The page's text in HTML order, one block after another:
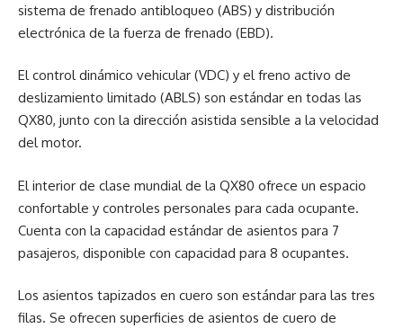
sistema de frenado antibloqueo (ABS) y distribución
electrónica de la fuerza de frenado (EBD).
El control dinámico vehicular (VDC) y el freno activo de
deslizamiento limitado (ABLS) son estándar en todas las
QX80, junto con la dirección asistida sensible a la velocidad
del motor.
El interior de clase mundial de la QX80 ofrece un espacio
confortable y controles personales para cada ocupante.
Cuenta con la capacidad estándar de asientos para 7
pasajeros, disponible con capacidad para 8 ocupantes.
Los asientos tapizados en cuero son estándar para las tres
filas. Se ofrecen superficies de asientos de cuero de